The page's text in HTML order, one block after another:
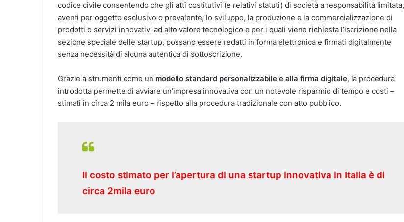
codice civile consentendo che gli atti costitutivi (e relativi statuti) di società a responsabilità limitata,
aventi per oggetto esclusivo o prevalente, lo sviluppo, la produzione e la commercializzazione di
prodotti o servizi innovativi ad alto valore tecnologico e per i quali viene richiesta l’iscrizione nella
sezione speciale delle startup, possano essere redatti in forma elettronica e firmati digitalmente
senza necessità di alcuna autentica di sottoscrizione.
Grazie a strumenti come un modello standard personalizzabile e alla firma digitale, la procedura
introdotta permette di avviare un’impresa innovativa con un notevole risparmio di tempo e costi –
stimati in circa 2 mila euro – rispetto alla procedura tradizionale con atto pubblico.
Il costo stimato per l’apertura di una startup innovativa in Italia è di
circa 2mila euro